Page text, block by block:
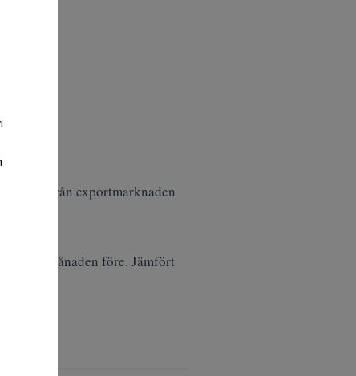
från exportmarknaden
månaden före. Jämfört